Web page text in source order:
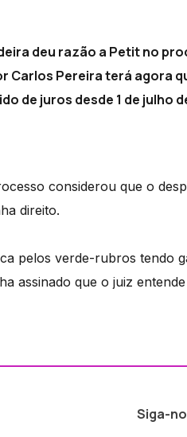
deu razão a Petit no
Carlos Pereira terá agora
de juros desde 1 de julho
considerou que o
direito.
pelos verde-rubros tendo
assinado que o juiz
Siga-